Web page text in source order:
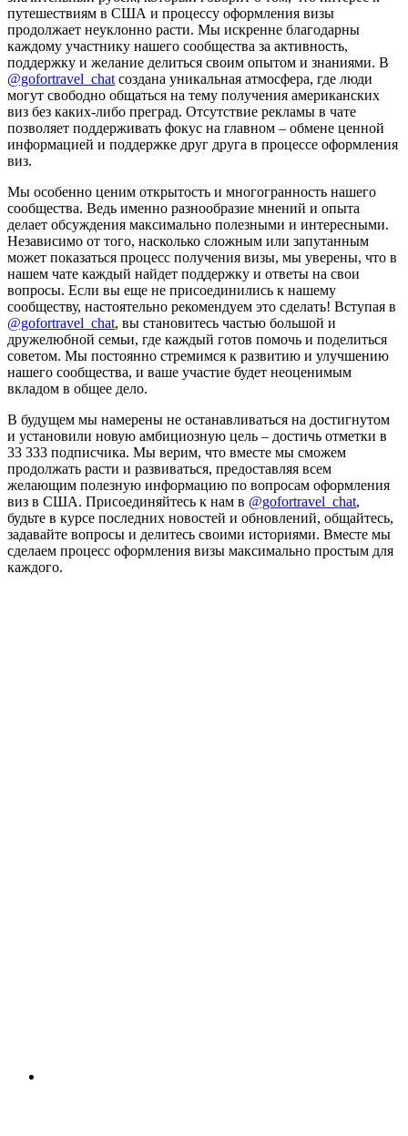
путешествиям в США и процессу оформления визы
продолжает неуклонно расти. Мы искренне благодарны
каждому участнику нашего сообщества за активность,
поддержку и желание делиться своим опытом и знаниями. В
@gofortravel_chat создана уникальная атмосфера, где люди
могут свободно общаться на тему получения американских
виз без каких-либо преград. Отсутствие рекламы в чате
позволяет поддерживать фокус на главном – обмене ценной
информацией и поддержке друг друга в процессе оформления
виз.
Мы особенно ценим открытость и многогранность нашего
сообщества. Ведь именно разнообразие мнений и опыта
делает обсуждения максимально полезными и интересными.
Независимо от того, насколько сложным или запутанным
может показаться процесс получения визы, мы уверены, что в
нашем чате каждый найдет поддержку и ответы на свои
вопросы. Если вы еще не присоединились к нашему
сообществу, настоятельно рекомендуем это сделать! Вступая в
@gofortravel_chat, вы становитесь частью большой и
дружелюбной семьи, где каждый готов помочь и поделиться
советом. Мы постоянно стремимся к развитию и улучшению
нашего сообщества, и ваше участие будет неоценимым
вкладом в общее дело.
В будущем мы намерены не останавливаться на достигнутом
и установили новую амбициозную цель – достичь отметки в
33 333 подписчика. Мы верим, что вместе мы сможем
продолжать расти и развиваться, предоставляя всем
желающим полезную информацию по вопросам оформления
виз в США. Присоединяйтесь к нам в @gofortravel_chat,
будьте в курсе последних новостей и обновлений, общайтесь,
задавайте вопросы и делитесь своими историями. Вместе мы
сделаем процесс оформления визы максимально простым для
каждого.